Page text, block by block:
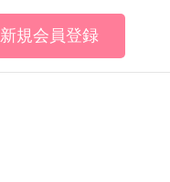
新規会員登録